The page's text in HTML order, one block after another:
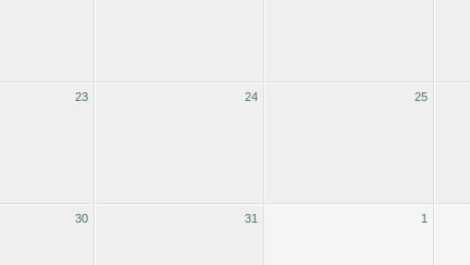
23 24 25
30 31 1